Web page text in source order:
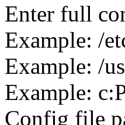
Enter full
Example: /
Example: /
Example:
Config file